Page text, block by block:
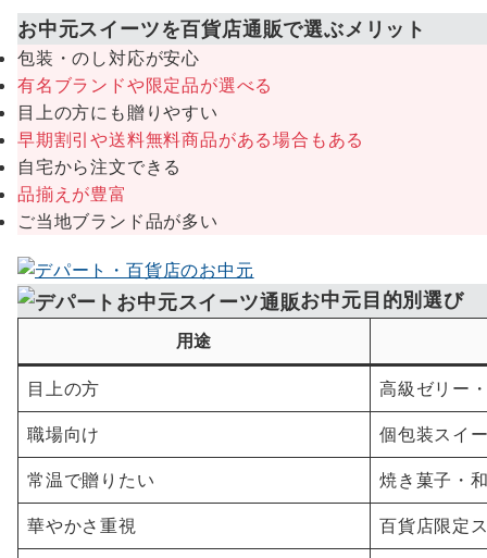
お中元スイーツを百貨店通販で選ぶメリット
包装・のし対応が安心
有名ブランドや限定品が選べる
目上の方にも贈りやすい
早期割引や送料無料商品がある場合もある
自宅から注文できる
品揃えが豊富
ご当地ブランド品が多い
お中元目的別選び
用途
目上の方 高級ゼリー
職場向け 個包装スイ
常温で贈りたい 焼き菓子・
華やかさ重視 百貨店限定